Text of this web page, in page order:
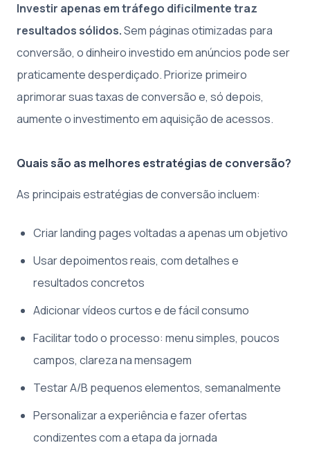
Investir apenas em tráfego dificilmente traz
resultados sólidos.Sem páginas otimizadas para
conversão, o dinheiro investido em anúncios pode ser
praticamente desperdiçado. Priorize primeiro
aprimorar suas taxas de conversão e, só depois,
aumente o investimento em aquisição de acessos.
Quais são as melhores estratégias de conversão?
As principais estratégias de conversão incluem:
Criar landing pages voltadas a apenas um objetivo
Usar depoimentos reais, com detalhes e
resultados concretos
Adicionar vídeos curtos e de fácil consumo
Facilitar todo o processo: menu simples, poucos
campos, clareza na mensagem
Testar A/B pequenos elementos, semanalmente
Personalizar a experiência e fazer ofertas
condizentes com a etapa da jornada